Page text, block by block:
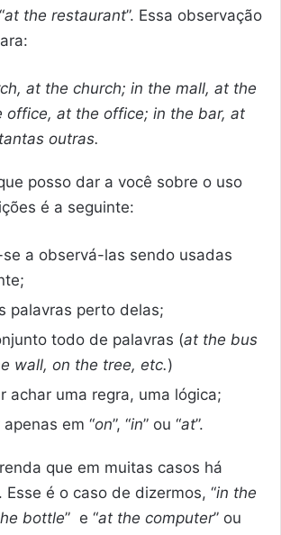
at the restaurant”. Essa observação
at the church; in the mall, at the
office, at the office; in the bar, at
outras.
posso dar a você sobre o uso
é a seguinte:
a observá-las sendo usadas
palavras perto delas;
todo de palavras (at the bus
wall, on the tree, etc.)
achar uma regra, uma lógica;
em “on”, “in” ou “at”.
que em muitas casos há
é o caso de dizermos, “in the
bottle” e “at the computer” ou